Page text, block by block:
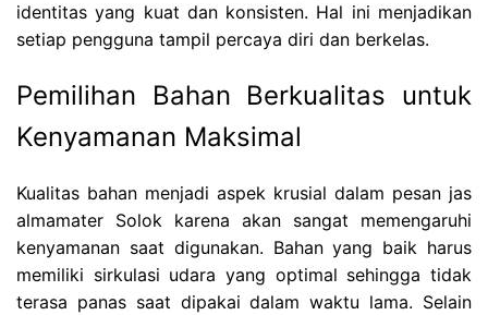
identitas yang kuat dan konsisten. Hal ini menjadikan
setiap pengguna tampil percaya diri dan berkelas.
Pemilihan Bahan Berkualitas untuk
Kenyamanan Maksimal
Kualitas bahan menjadi aspek krusial dalam pesan jas
almamater Solok karena akan sangat memengaruhi
kenyamanan saat digunakan. Bahan yang baik harus
memiliki sirkulasi udara yang optimal sehingga tidak
terasa panas saat dipakai dalam waktu lama. Selain